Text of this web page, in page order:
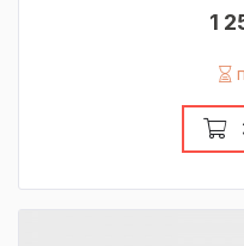
1